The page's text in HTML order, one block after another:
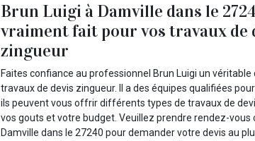
Brun Luigi à Damville dans le
vraiment fait pour vos travaux de
zingueur
Faites confiance au professionnel Brun Luigi un véritable
travaux de devis zingueur. Il a des équipes qualifiées
ils peuvent vous offrir différents types de travaux de
vos gouts et votre budget. Veuillez prendre rendez-vous
Damville dans le 27240 pour demander votre devis au